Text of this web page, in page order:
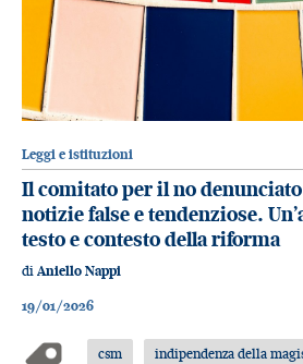
Leggi e istituzioni
Il comitato per il no
notizie false e tendenziose.
testo e contesto della riforma
di Aniello Nappi
19/01/2026
csm
indipendenza della